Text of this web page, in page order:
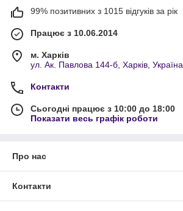
99% позитивних з 1015 відгуків за рік
Працює з 10.06.2014
м. Харків
ул. Ак. Павлова 144-б, Харків, Україна
Контакти
Сьогодні працює з 10:00 до 18:00
Показати весь графік роботи
Про нас
Контакти